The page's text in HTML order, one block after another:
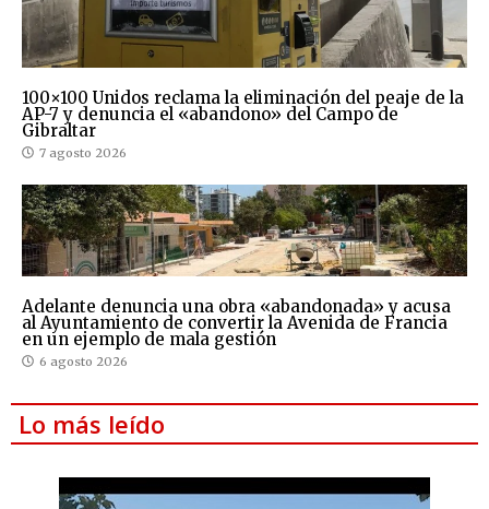
100×100 Unidos reclama la eliminación del peaje de la
AP-7 y denuncia el «abandono» del Campo de
Gibraltar
7 agosto 2026
Adelante denuncia una obra «abandonada» y acusa
al Ayuntamiento de convertir la Avenida de Francia
en un ejemplo de mala gestión
6 agosto 2026
Lo más leído